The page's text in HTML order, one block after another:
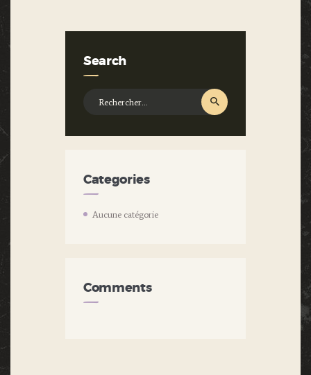
Search
Categories
Aucune catégorie
Comments